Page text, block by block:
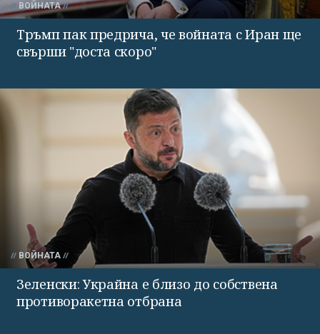
ВОЙНАТА
Тръмп пак предрича, че войната с Иран ще
свърши "доста скоро"
ВОЙНАТА
Зеленски: Украйна е близо до собствена
противоракетна отбрана